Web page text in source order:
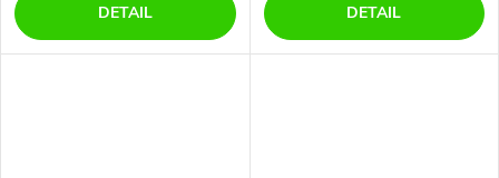
DETAIL DETAIL